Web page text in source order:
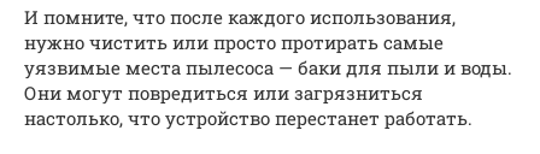
И помните, что после каждого использования,
нужно чистить или просто протирать самые
уязвимые места пылесоса — баки для пыли и воды.
Они могут повредиться или загрязниться
настолько, что устройство перестанет работать.